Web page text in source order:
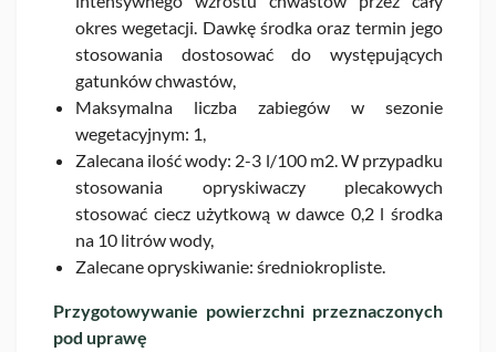
okres wegetacji. Dawkę środka oraz termin jego
stosowania dostosować do występujących
gatunków chwastów,
Maksymalna liczba zabiegów w sezonie
wegetacyjnym: 1,
Zalecana ilość wody: 2-3 l/100 m2. W przypadku
stosowania opryskiwaczy plecakowych
stosować ciecz użytkową w dawce 0,2 l środka
na 10 litrów wody,
Zalecane opryskiwanie: średniokropliste.
Przygotowywanie powierzchni przeznaczonych
pod uprawę